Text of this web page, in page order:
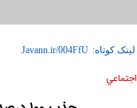
لینک کوتاه:
اجتماعي